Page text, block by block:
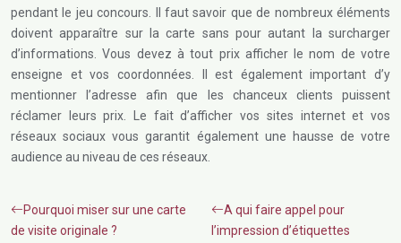
pendant le jeu concours. Il faut savoir que de nombreux éléments
doivent apparaître sur la carte sans pour autant la surcharger
d’informations. Vous devez à tout prix afficher le nom de votre
enseigne et vos coordonnées. Il est également important d’y
mentionner l’adresse afin que les chanceux clients puissent
réclamer leurs prix. Le fait d’afficher vos sites internet et vos
réseaux sociaux vous garantit également une hausse de votre
audience au niveau de ces réseaux.
Pourquoi miser sur une carte
de visite originale ?
A qui faire appel pour
l’impression d’étiquettes